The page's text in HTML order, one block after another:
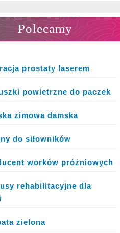
Polecamy
prostaty laserem
powietrzne do paczek
zimowa damska
do siłowników
worków próżniowych
rehabilitacyjne dla
zielona